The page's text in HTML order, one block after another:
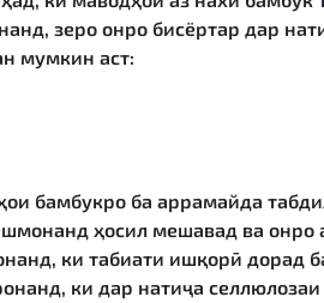
зеро онро бисёртар дар
мумкин аст:
бамбукро ба аррамайда
ҳосил мешавад ва онро
ки табиати ишқорӣ дорад
ки дар натиҷа